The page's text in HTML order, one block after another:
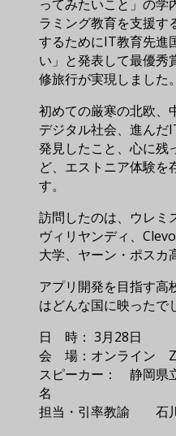
ってみたいこと」の学
ラミング教育を支援す
するためにIT教育先進
い」と発表して最優秀
修旅行が実現しました。
初めての厳寒の北欧、
デジタル社会、進んだ
発見したこと、心に残
ど、エストニア体験を
す。
訪問したのは、ウレミ
ヴィリヤンディ、
大学、ヤーン・ポスカ
アプリ開発を目指す高
はどんな国に映ったで
日 時： 3月28日
会 場：オンライン
スピーカー： 静岡県
名
担当・引率教諭 石